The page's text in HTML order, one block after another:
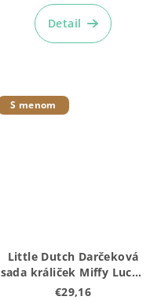
Detail
S menom
Little Dutch Darčeková
sada králiček Miffy Lucky
Blossom
€29,16